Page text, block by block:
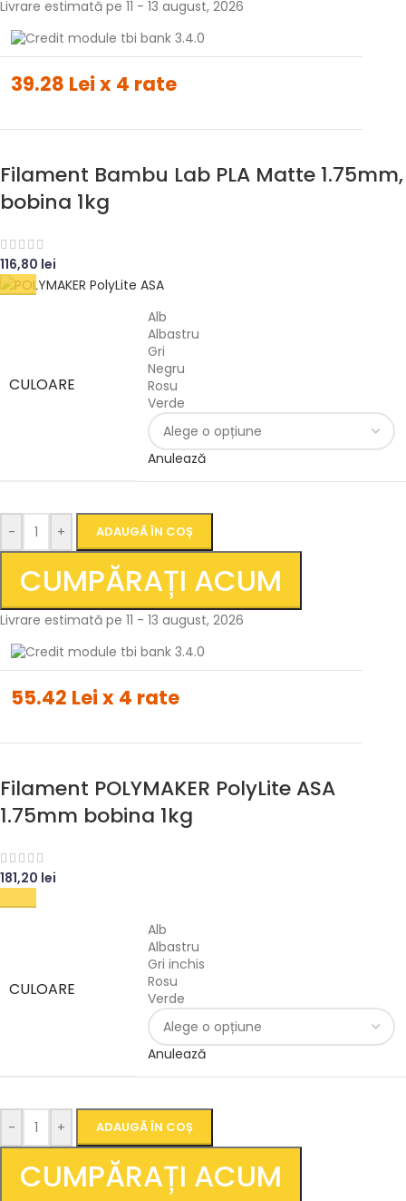
Livrare estimată pe 11 - 13 august, 2026
39.28 Lei x 4 rate
Filament Bambu Lab PLA Matte 1.75mm,
bobina 1kg
116,80 lei
CULOARE
Alb
Albastru
Gri
Negru
Rosu
Verde
Anulează
- + ADAUGĂ ÎN COȘ
CUMPĂRAȚI ACUM
Livrare estimată pe 11 - 13 august, 2026
55.42 Lei x 4 rate
Filament POLYMAKER PolyLite ASA
1.75mm bobina 1kg
181,20 lei
CULOARE
Alb
Albastru
Gri inchis
Rosu
Verde
Anulează
- + ADAUGĂ ÎN COȘ
CUMPĂRAȚI ACUM